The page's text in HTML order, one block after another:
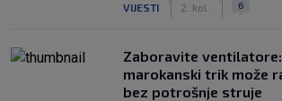
VIJESTI 2. kol. 6
Zaboravite
marokanski trik može
bez potrošnje struje